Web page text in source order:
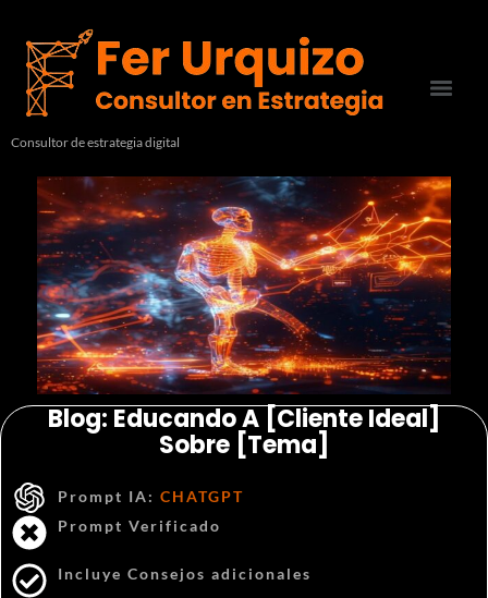
Consultor de estrategia digital
Blog: Educando A [cliente Ideal]
Sobre [tema]
Prompt IA: CHATGPT
Prompt Verificado
Incluye Consejos adicionales